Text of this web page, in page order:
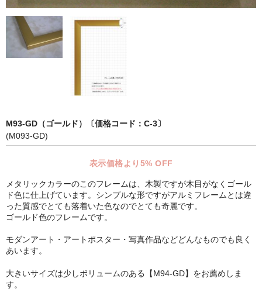
吊りフック
吊り金具＆ヒモセット
LP・CDフレーム
シンプルLPフレームセット
CD紙ジャケフレーム
アートポスター
M93-GD（ゴールド）〔価格コード：C-3〕
(M093-GD)
表示価格より5% OFF
メタリックカラーのこのフレームは、木製ですが木目がなくゴール
ド色に仕上げています。シンプルな形ですがアルミフレームとは違
った質感でとても落着いた色なのでとても奇麗です。
ゴールド色のフレームです。
モダンアート・アートポスター・写真作品などどんなものでも良く
あいます。
大きいサイズは少しボリュームのある【M94-GD】をお薦めしま
す。